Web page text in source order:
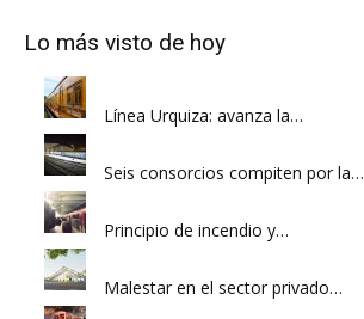
Lo más visto de hoy
Línea Urquiza: avanza la…
Seis consorcios compiten por la…
Principio de incendio y…
Malestar en el sector privado…